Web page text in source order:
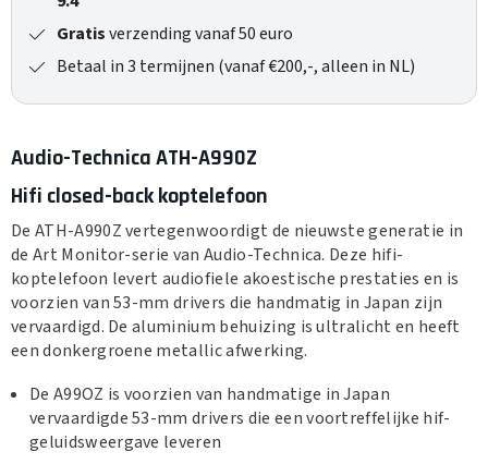
Gratisverzending vanaf 50 euro
Betaal in 3 termijnen (vanaf €200,-, alleen in NL)
Audio-Technica ATH-A990Z
Hifi closed-back koptelefoon
De ATH-A990Z vertegenwoordigt de nieuwste generatie in
de Art Monitor-serie van Audio-Technica. Deze hifi-
koptelefoon levert audiofiele akoestische prestaties en is
voorzien van 53-mm drivers die handmatig in Japan zijn
vervaardigd. De aluminium behuizing is ultralicht en heeft
een donkergroene metallic afwerking.
De A99OZ is voorzien van handmatige in Japan
vervaardigde 53-mm drivers die een voortreffelijke hif-
geluidsweergave leveren